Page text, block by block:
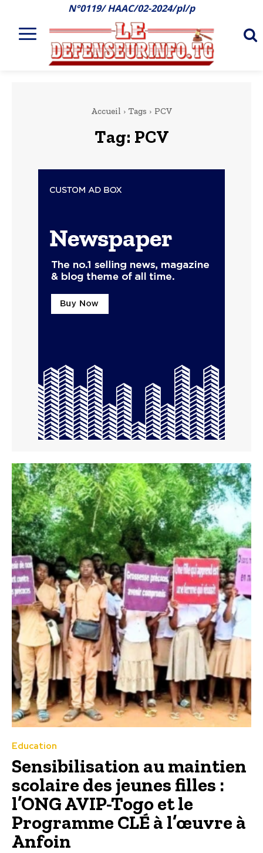
N°0119/ HAAC/02-2024/pl/p
Accueil Tags PCV
Tag: PCV
Education
Sensibilisation au maintien
scolaire des jeunes filles :
l’ONG AVIP-Togo et le
Programme CLÉ à l’œuvre à
Anfoin